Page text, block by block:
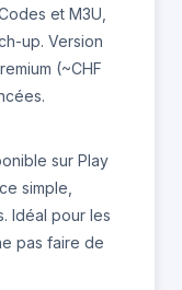
et M3U,
up. Version
(~CHF
sur Play
simple,
Idéal pour les
pas faire de